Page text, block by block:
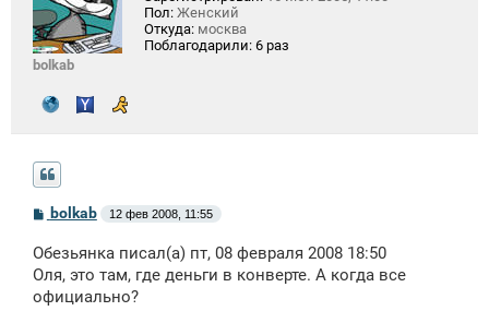
bolkab
Пол: Женский
Откуда: москва
Поблагодарили: 6 раз
С
б
щ
е
н
bolkab 12 фев 2008, 11:55
Обезьянка писал(а) пт, 08 февраля 2008 18:50
Оля, это там, где деньги в конверте. А когда все
официально?